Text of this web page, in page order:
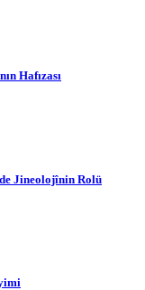
Hafızası
Jineolojînin Rolü